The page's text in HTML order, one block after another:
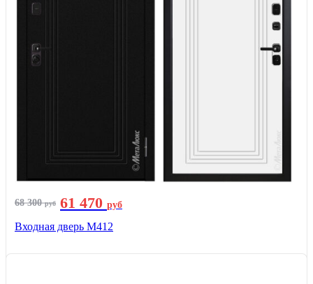
68 300руб 61 470 руб
Входная дверь М412